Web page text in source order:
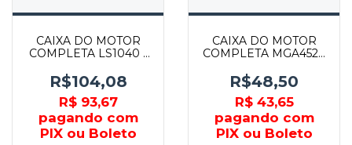
CAIXA DO MOTOR
COMPLETA LS1040 -
R$104,08
R$ 93,67
pagando com
PIX ou Boleto
CAIXA DO MOTOR
COMPLETA MGA452 -
R$48,50
R$ 43,65
pagando com
PIX ou Boleto